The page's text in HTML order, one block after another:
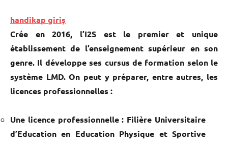
handikap giriş
Crée en 2016, l’I2S est le premier et unique
établissement de l’enseignement supérieur en son
genre. Il développe ses cursus de formation selon le
système LMD. On peut y préparer, entre autres, les
licences professionnelles :
Une licence professionnelle : Filière Universitaire
d’Education en Education Physique et Sportive